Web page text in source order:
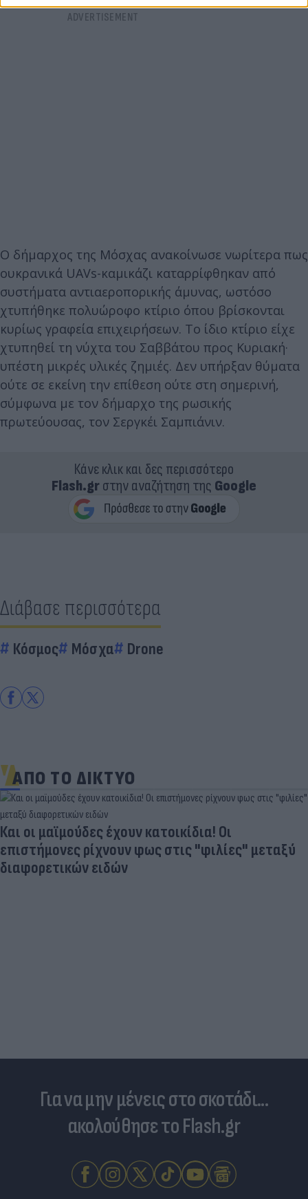
Ο δήμαρχος της Μόσχας ανακοίνωσε νωρίτερα πως
ουκρανικά UAVs-καμικάζι καταρρίφθηκαν από
συστήματα αντιαεροπορικής άμυνας, ωστόσο
χτυπήθηκε πολυώροφο κτίριο όπου βρίσκονται
κυρίως γραφεία επιχειρήσεων. Το ίδιο κτίριο είχε
χτυπηθεί τη νύχτα του Σαββάτου προς Κυριακή·
υπέστη μικρές υλικές ζημιές. Δεν υπήρξαν θύματα
ούτε σε εκείνη την επίθεση ούτε στη σημερινή,
σύμφωνα με τον δήμαρχο της ρωσικής
πρωτεύουσας, τον Σεργκέι Σαμπιάνιν.
Κάνε κλικ και δες περισσότερο
Flash.grστην αναζήτηση της Google
Διάβασε περισσότερα
Κόσμος Μόσχα Drone
ΑΠΟ ΤΟ ΔΙΚΤΥΟ
Και οι μαϊμούδες έχουν κατοικίδια! Οι
επιστήμονες ρίχνουν φως στις "φιλίες" μεταξύ
διαφορετικών ειδών
Για να μην μένεις στο σκοτάδι...
ακολούθησε το Flash.gr